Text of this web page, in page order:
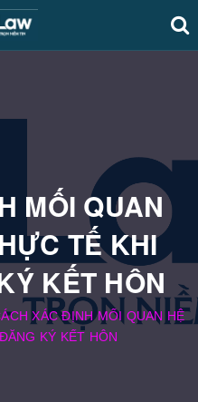
MỐI QUAN
TẾ KHI
KẾT HÔN
XÁC ĐỊNH MỐI QUAN HỆ
KÝ KẾT HÔN